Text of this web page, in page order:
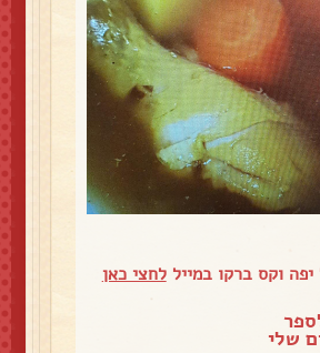
וקס ברקו במייללחצי כאן
שלי